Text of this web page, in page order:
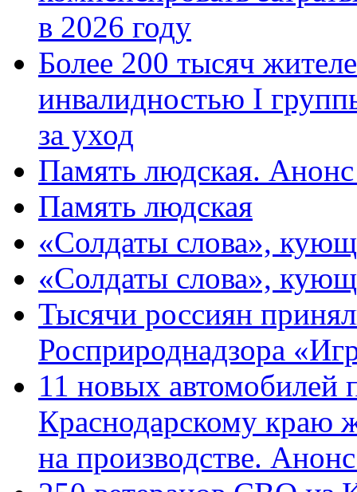
в 2026 году
Более 200 тысяч
инвалидностью I
за уход
Память людская.
Память людская
«Солдаты слова»,
«Солдаты слова»,
Тысячи россиян
Росприроднадзора
11 новых автомобилей
Краснодарскому краю
на производстве.